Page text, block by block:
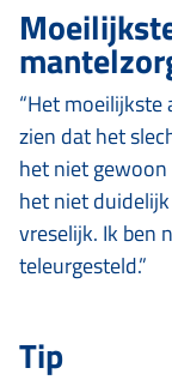
“Het
zien dat het
het niet
het niet
vreselijk. Ik ben
teleurgesteld.”
Tip